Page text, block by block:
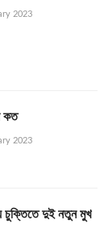
2023
কত
2023
চুক্তিতে দুই নতুন মুখ